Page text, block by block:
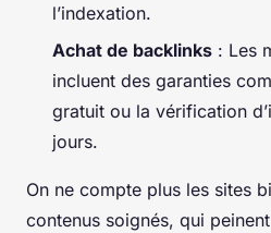
l’indexation.
Achat de backlinks : Les
incluent des garanties
gratuit ou la vérification
jours.
On ne compte plus les sites
contenus soignés, qui